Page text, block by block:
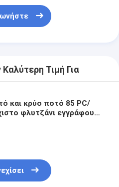
Τιμή Για
και κρύο ποτό 85 PC/
φλυτζάνι εγγράφου